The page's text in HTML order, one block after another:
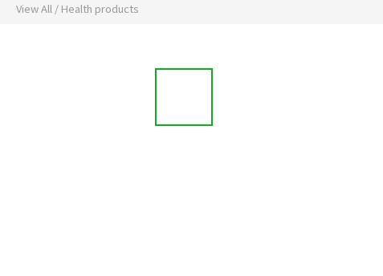
View All / Health products